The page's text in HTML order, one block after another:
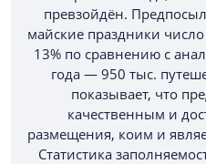
превзойдён.
майские праздники
13% по сравнению с
года — 950 тыс.
показывает, что
качественным и
размещения, коим и
Статистика